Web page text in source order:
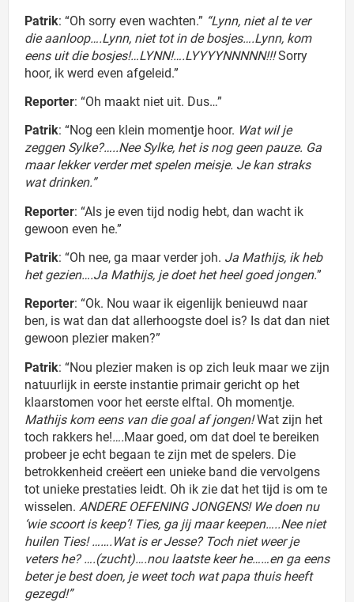
Patrik: “Oh sorry even wachten.” “Lynn, niet al te ver
die aanloop….Lynn, niet tot in de bosjes….Lynn, kom
eens uit die bosjes!…LYNN!….LYYYYNNNNN!!!Sorry
hoor, ik werd even afgeleid.”
Reporter: “Oh maakt niet uit. Dus…”
Patrik: “Nog een klein momentje hoor. Wat wil je
zeggen Sylke?…..Nee Sylke, het is nog geen pauze. Ga
maar lekker verder met spelen meisje. Je kan straks
wat drinken.”
Reporter: “Als je even tijd nodig hebt, dan wacht ik
gewoon even he.”
Patrik: “Oh nee, ga maar verder joh. Ja Mathijs, ik heb
het gezien….Ja Mathijs, je doet het heel goed jongen.”
Reporter: “Ok. Nou waar ik eigenlijk benieuwd naar
ben, is wat dan dat allerhoogste doel is? Is dat dan niet
gewoon plezier maken?”
Patrik: “Nou plezier maken is op zich leuk maar we zijn
natuurlijk in eerste instantie primair gericht op het
klaarstomen voor het eerste elftal. Oh momentje.
Mathijs kom eens van die goal af jongen!Wat zijn het
toch rakkers he!….Maar goed, om dat doel te bereiken
probeer je echt begaan te zijn met de spelers. Die
betrokkenheid creëert een unieke band die vervolgens
tot unieke prestaties leidt. Oh ik zie dat het tijd is om te
wisselen. ANDERE OEFENING JONGENS! We doen nu
‘wie scoort is keep’! Ties, ga jij maar keepen…..Nee niet
huilen Ties! …….Wat is er Jesse? Toch niet weer je
veters he? ….(zucht)….nou laatste keer he……en ga eens
beter je best doen, je weet toch wat papa thuis heeft
gezegd!”